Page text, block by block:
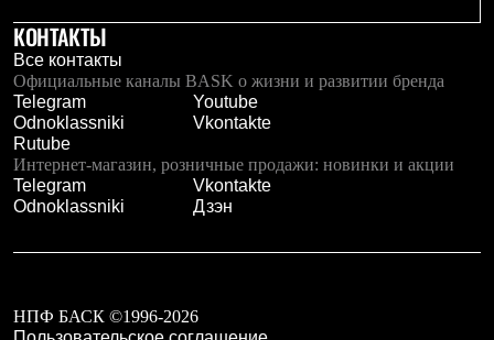
Флисовая одежда
Куртки
Брюки
Детская одежда
Утепленная пухом
Комбинезоны
Куртки
Брюки
Утепленная синтетикой
Толстовки
КОНТАКТЫ
Все контакты
Официальные каналы BASK о жизни и развитии бренда
Telegram
Youtube
Odnoklassniki
Vkontakte
Rutube
Интернет-магазин, розничные продажи: новинки и акции
Telegram
Vkontakte
Odnoklassniki
Дзэн
НПФ БАСК ©1996-2026